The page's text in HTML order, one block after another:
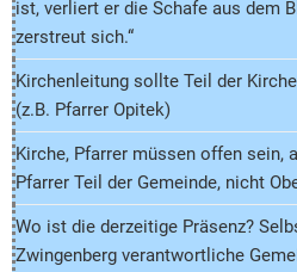
ist, verliert er die Schafe aus dem
zerstreut sich.“
Kirchenleitung sollte Teil der
(z.B. Pfarrer Opitek)
Kirche, Pfarrer müssen offen sein,
Pfarrer Teil der Gemeinde, nicht
Wo ist die derzeitige Präsenz?
Zwingenberg verantwortliche